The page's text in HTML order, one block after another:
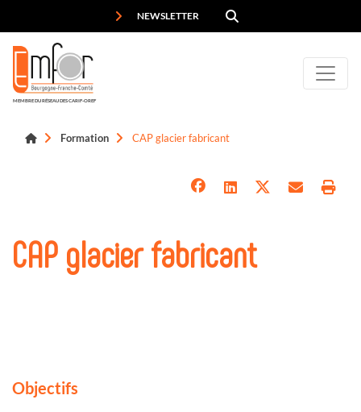
NEWSLETTER
MEMBRE DU RÉSEAU DES CARIF-OREF
Formation CAP glacier fabricant
CAP glacier fabricant
Objectifs
Panneau de gestion des cookies